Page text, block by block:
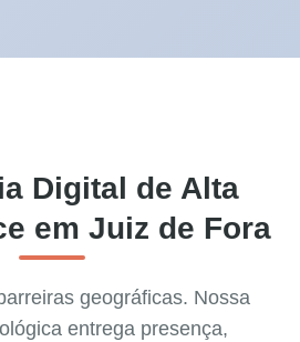
Digital de Alta
em Juiz de Fora
geográficas. Nossa
entrega presença,